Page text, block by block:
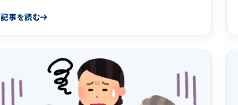
記事を読む